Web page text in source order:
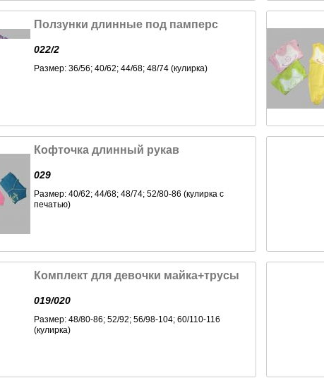
Ползунки длинные под памперс
022/2
Размер: 36/56; 40/62; 44/68; 48/74 (кулирка)
Кофточка длинный рукав
029
Размер: 40/62; 44/68; 48/74; 52/80-86 (кулирка с
печатью)
Комплект для девочки майка+трусы
019/020
Размер: 48/80-86; 52/92; 56/98-104; 60/110-116
(кулирка)